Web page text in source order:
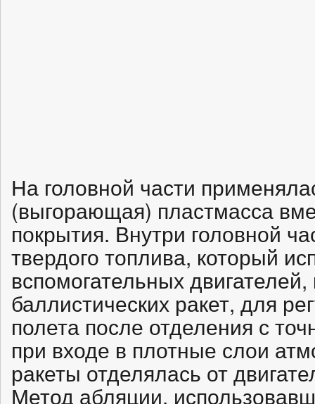
На головной части
(выгорающая) пластмасса
покрытия. Внутри головной
твердого топлива, который
вспомогательных двигателей,
баллистических ракет, для
полета после отделения с
при входе в плотные слои
ракеты отделялась от
Метод абляции,